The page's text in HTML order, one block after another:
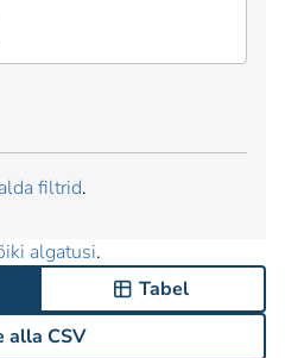
filtrid.
algatusi.
Tabel
alla CSV